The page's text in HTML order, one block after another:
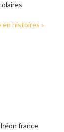
en histoires »
france